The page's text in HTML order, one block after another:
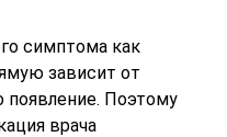
симптома как
зависит от
появление. Поэтому
врача